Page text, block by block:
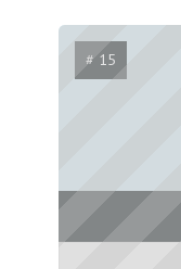
# 15